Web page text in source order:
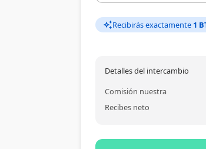
auto_awesomeRecibirás exactamente 1
Detalles del intercambio
Comisión nuestra
Recibes neto